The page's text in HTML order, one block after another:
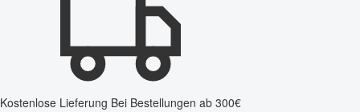
Kostenlose Lieferung Bei Bestellungen ab 300€